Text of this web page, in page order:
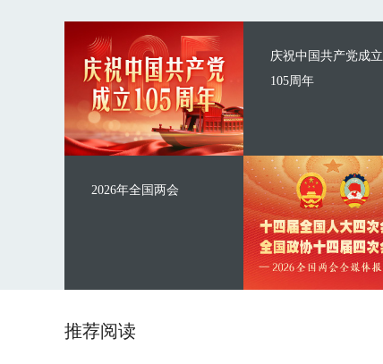
庆祝中国共产党成立
105周年
2026年全国两会
推荐阅读